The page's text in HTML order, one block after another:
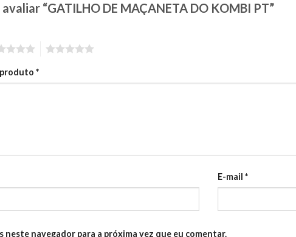
“GATILHO DE MAÇANETA DO KOMBI PT”
produto *
E-mail *
neste navegador para a próxima vez que eu comentar.